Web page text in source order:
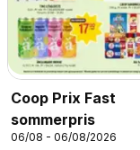
Coop Prix Fast
sommerpris
06/08 - 06/08/2026